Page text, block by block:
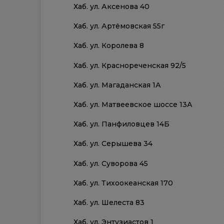
Хаб. ул. Аксенова 40
Хаб. ул. Артёмовская 55г
Хаб. ул. Королева 8
Хаб. ул. Краснореченская 92/5
Хаб. ул. Магаданская 1А
Хаб. ул. Матвеевское шоссе 13А
Хаб. ул. Панфиловцев 14Б
Хаб. ул. Серышева 34
Хаб. ул. Суворова 45
Хаб. ул. Тихоокеанская 170
Хаб. ул. Шелеста 83
Хаб. ул. Энтузиастов 1